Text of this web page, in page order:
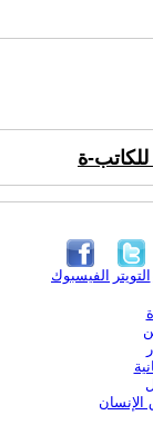
للكاتب-ة
الفيسبوك التويتر
الإنسان